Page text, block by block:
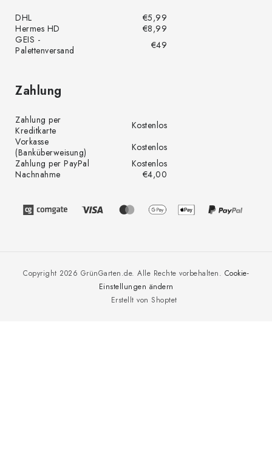
DHL
€5,99
Hermes HD
€8,99
GEIS -
Palettenversand
€49
Zahlung
Zahlung per
Kreditkarte
Kostenlos
Vorkasse
(Banküberweisung)
Kostenlos
Zahlung per PayPal
Kostenlos
Nachnahme
€4,00
Erstellt von Shoptet
Copyright 2026 GrünGarten.de. Alle Rechte vorbehalten. Cookie-
Einstellungen ändern